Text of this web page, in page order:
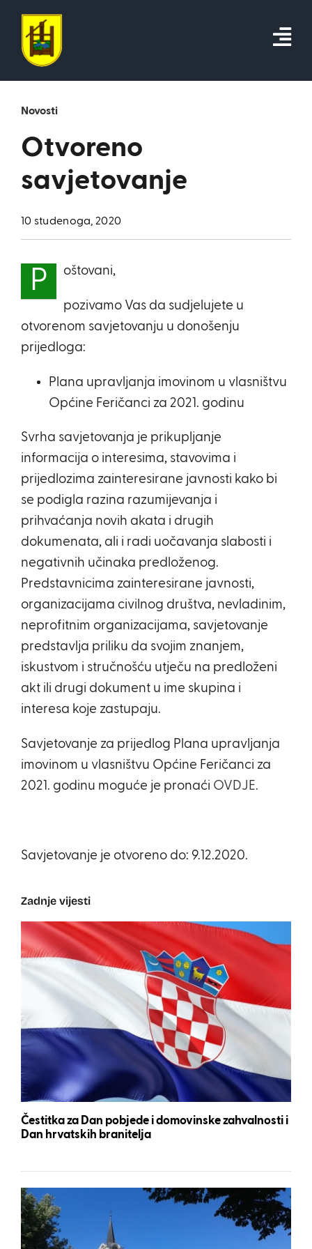
content
Novosti
Otvoreno
savjetovanje
10 studenoga, 2020
P oštovani,
pozivamo Vas da sudjelujete u
otvorenom savjetovanju u donošenju
prijedloga:
Plana upravljanja imovinom u vlasništvu
Općine Feričanci za 2021. godinu
Svrha savjetovanja je prikupljanje
informacija o interesima, stavovima i
prijedlozima zainteresirane javnosti kako bi
se podigla razina razumijevanja i
prihvaćanja novih akata i drugih
dokumenata, ali i radi uočavanja slabosti i
negativnih učinaka predloženog.
Predstavnicima zainteresirane javnosti,
organizacijama civilnog društva, nevladinim,
neprofitnim organizacijama, savjetovanje
predstavlja priliku da svojim znanjem,
iskustvom i stručnošću utječu na predloženi
akt ili drugi dokument u ime skupina i
interesa koje zastupaju.
Savjetovanje za prijedlog Plana upravljanja
imovinom u vlasništvu Općine Feričanci za
2021. godinu moguće je pronaći OVDJE.
Savjetovanje je otvoreno do: 9.12.2020.
Zadnje vijesti
Čestitka za Dan pobjede i domovinske zahvalnosti i
Dan hrvatskih branitelja